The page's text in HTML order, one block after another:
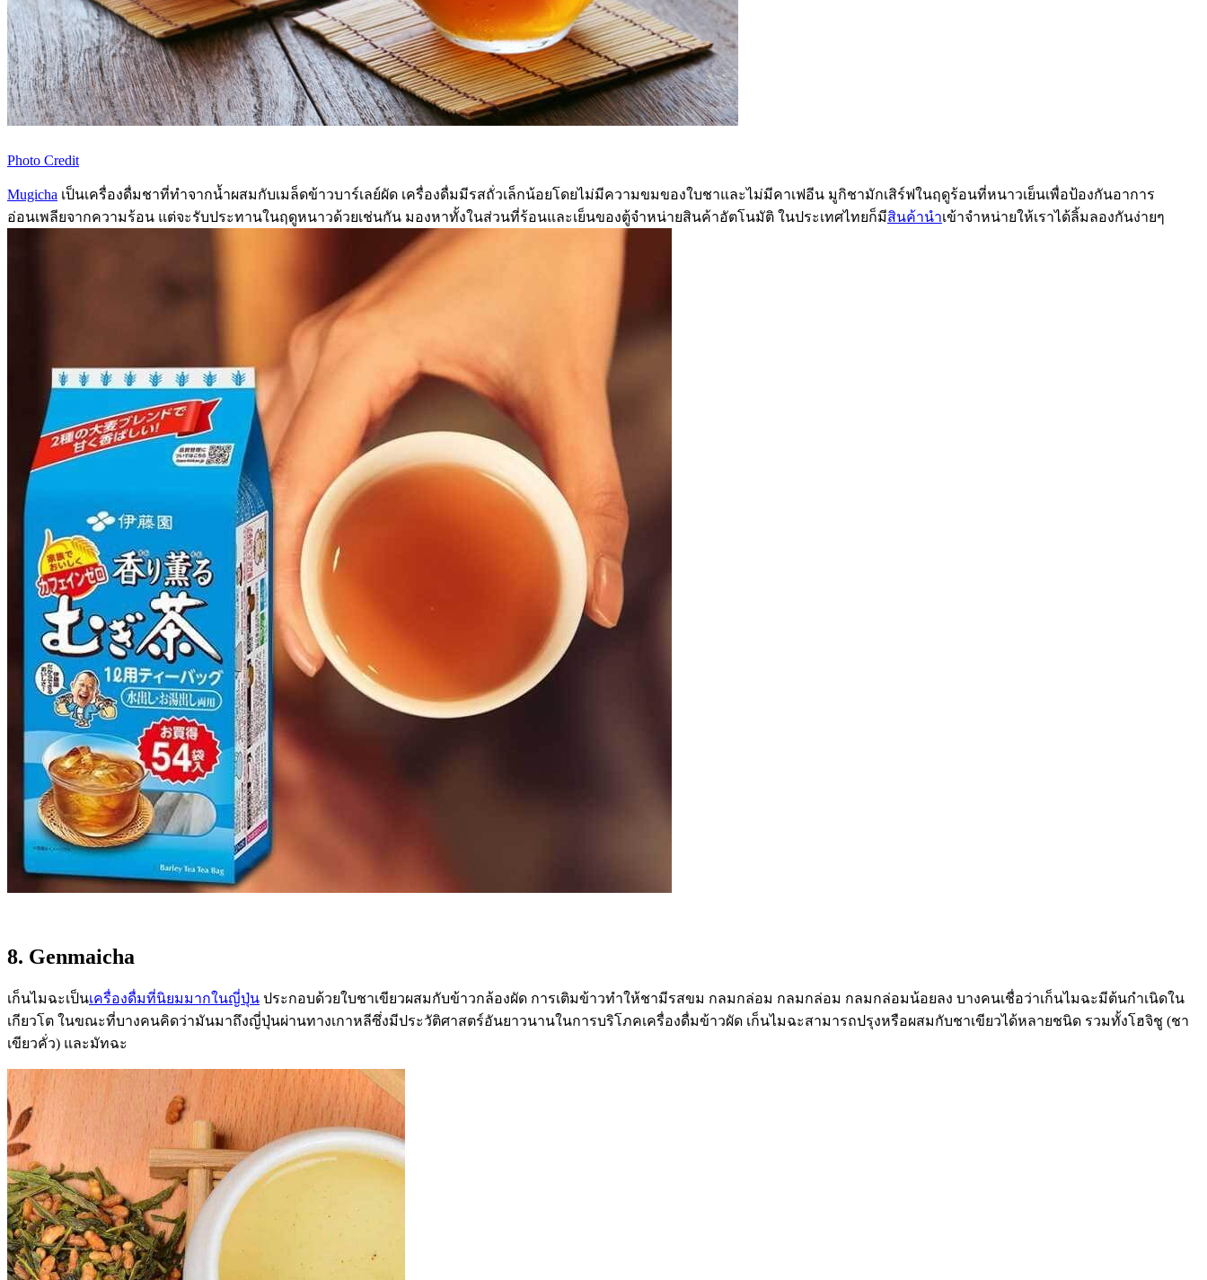
Photo Credit
Mugicha เป็นเครื่องดื่มชาที่ทำจากน้ำผสมกับเมล็ดข้าวบาร์เลย์ผัด เครื่องดื่มมีรสถั่วเล็กน้อยโดยไม่มีความขมของใบชาและไม่มีคาเฟอีน มูกิชามักเสิร์ฟในฤดูร้อนที่หนาวเย็นเพื่อป้องกันอาการ
อ่อนเพลียจากความร้อน แต่จะรับประทานในฤดูหนาวด้วยเช่นกัน มองหาทั้งในส่วนที่ร้อนและเย็นของตู้จำหน่ายสินค้าอัตโนมัติ ในประเทศไทยก็มีสินค้านำเข้าจำหน่ายให้เราได้ลิ้มลองกันง่ายๆ
8. Genmaicha
เก็นไมฉะเป็นเครื่องดื่มที่นิยมมากในญี่ปุ่น ประกอบด้วยใบชาเขียวผสมกับข้าวกล้องผัด การเติมข้าวทำให้ชามีรสขม กลมกล่อม กลมกล่อม กลมกล่อมน้อยลง บางคนเชื่อว่าเก็นไมฉะมีต้นกำเนิดใน
เกียวโต ในขณะที่บางคนคิดว่ามันมาถึงญี่ปุ่นผ่านทางเกาหลีซึ่งมีประวัติศาสตร์อันยาวนานในการบริโภคเครื่องดื่มข้าวผัด เก็นไมฉะสามารถปรุงหรือผสมกับชาเขียวได้หลายชนิด รวมทั้งโฮจิชู (ชา
เขียวคั่ว) และมัทฉะ